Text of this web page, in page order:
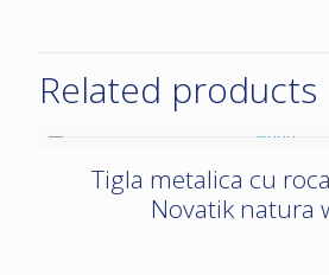
Related products
Tigla metalica cu
Novatik natura